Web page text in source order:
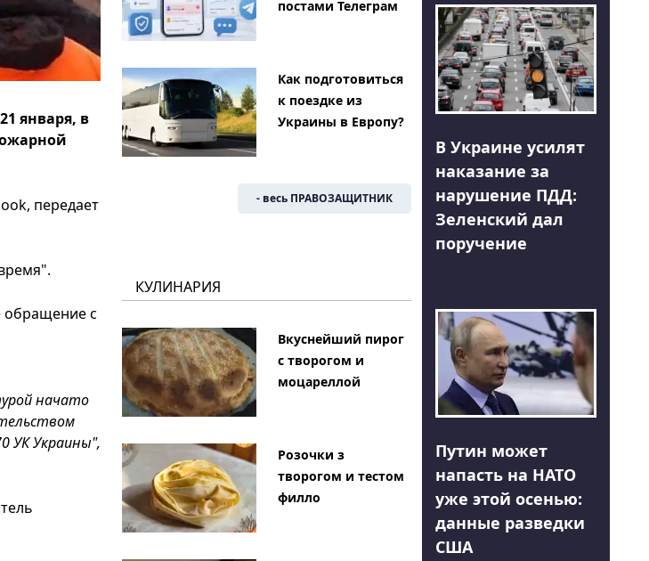
января, в
передает
обращение с
начато
УК Украины",
постами Телеграм
Как подготовиться
к поездке из
Украины в Европу?
- весь ПРАВОЗАЩИТНИК
КУЛИНАРИЯ
Вкуснейший пирог
с творогом и
моцареллой
Розочки з
творогом и тестом
филло
В Украине усилят
наказание за
нарушение ПДД:
Зеленский дал
поручение
Путин может
напасть на НАТО
уже этой осенью:
данные разведки
США